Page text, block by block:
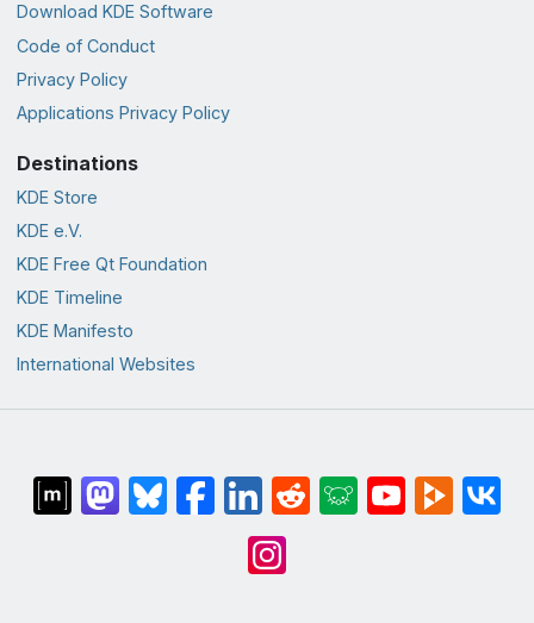
Download KDE Software
Code of Conduct
Privacy Policy
Applications Privacy Policy
Destinations
KDE Store
KDE e.V.
KDE Free Qt Foundation
KDE Timeline
KDE Manifesto
International Websites